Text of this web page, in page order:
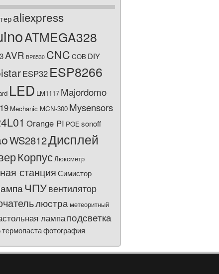
aliexpress
ATMEGA328
AVR BP8530 CNC COB DIY
ESP32 ESP8266
LED LM1117 Majordomo
Mechanic MCN-300 Mysensors
Orange PI POEsonoff
WS2812Дисплей
КорпусЛюксметр
станцияСимистор
ЧПУвентилятор
люстра метеоритный
лампаподсветка
термопастафотография